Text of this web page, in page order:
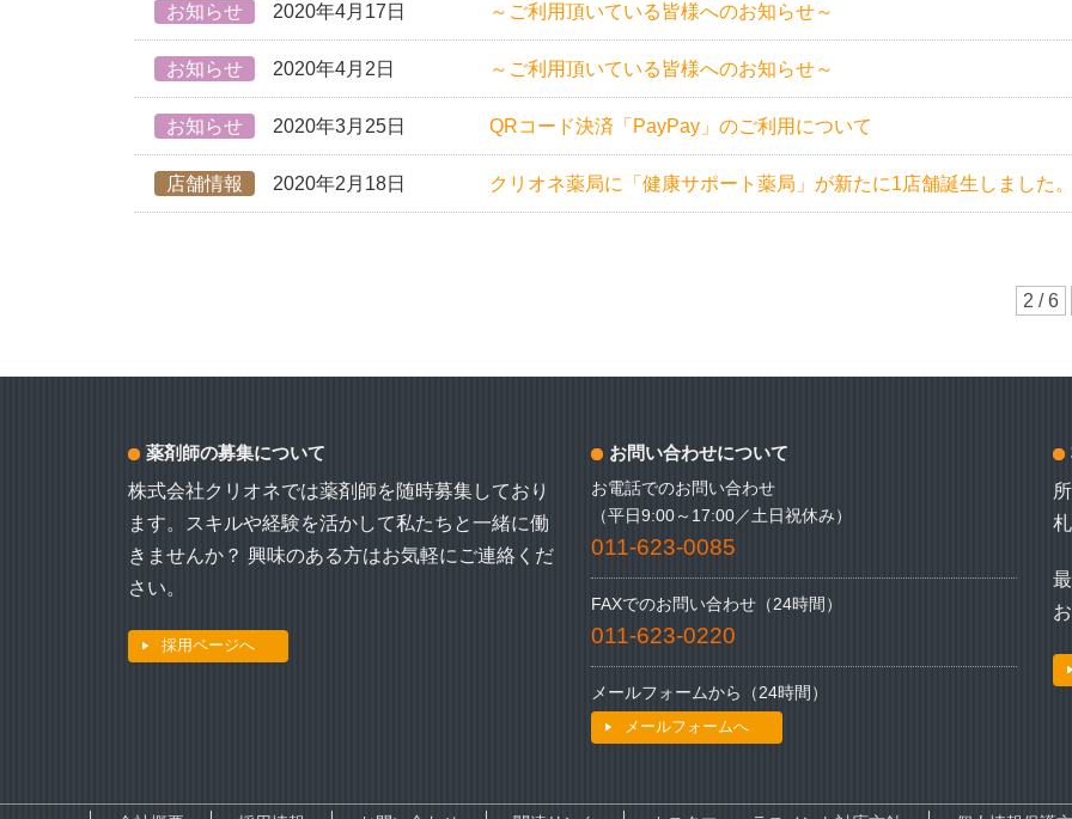
お知らせ 2020年4月17日 ～ご利用頂いている皆様へのお知らせ～
お知らせ 2020年4月2日 ～ご利用頂いている皆様へのお知らせ～
お知らせ 2020年3月25日 QRコード決済「PayPay」のご利用について
店舗情報 2020年2月18日 クリオネ薬局に「健康サポート薬局」が新たに1店舗誕生しました
2 / 6
薬剤師の募集について
株式会社クリオネでは薬剤師を随時募集しており
ます。スキルや経験を活かして私たちと一緒に働
きませんか？ 興味のある方はお気軽にご連絡くだ
さい。
採用ページへ
お問い合わせについて
お電話でのお問い合わせ
（平日9:00～17:00／土日祝休み）
011-623-0085
FAXでのお問い合わせ（24時間）
011-623-0220
メールフォームから（24時間）
メールフォームへ